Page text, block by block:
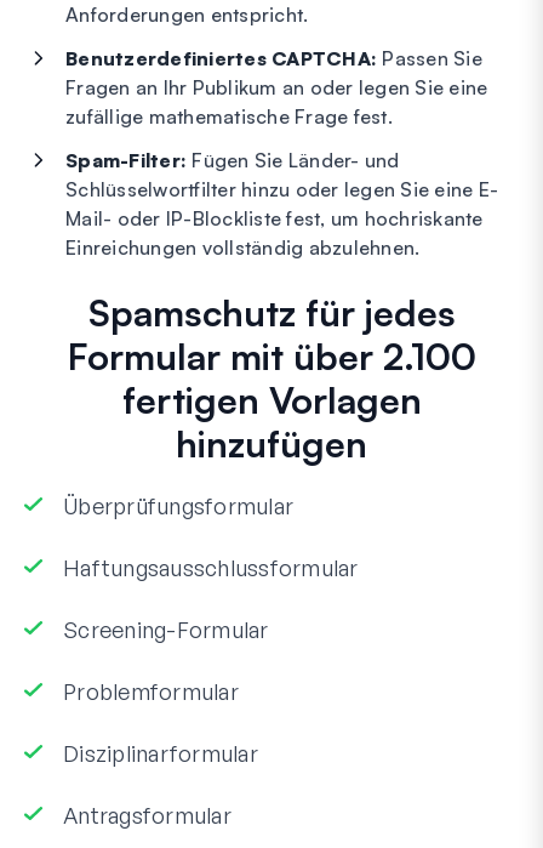
Anforderungen entspricht.
Benutzerdefiniertes CAPTCHA: Passen Sie
Fragen an Ihr Publikum an oder legen Sie eine
zufällige mathematische Frage fest.
Spam-Filter: Fügen Sie Länder- und
Schlüsselwortfilter hinzu oder legen Sie eine E-
Mail- oder IP-Blockliste fest, um hochriskante
Einreichungen vollständig abzulehnen.
Spamschutz für jedes
Formular mit über 2.100
fertigen Vorlagen
hinzufügen
Überprüfungsformular
Haftungsausschlussformular
Screening-Formular
Problemformular
Disziplinarformular
Antragsformular